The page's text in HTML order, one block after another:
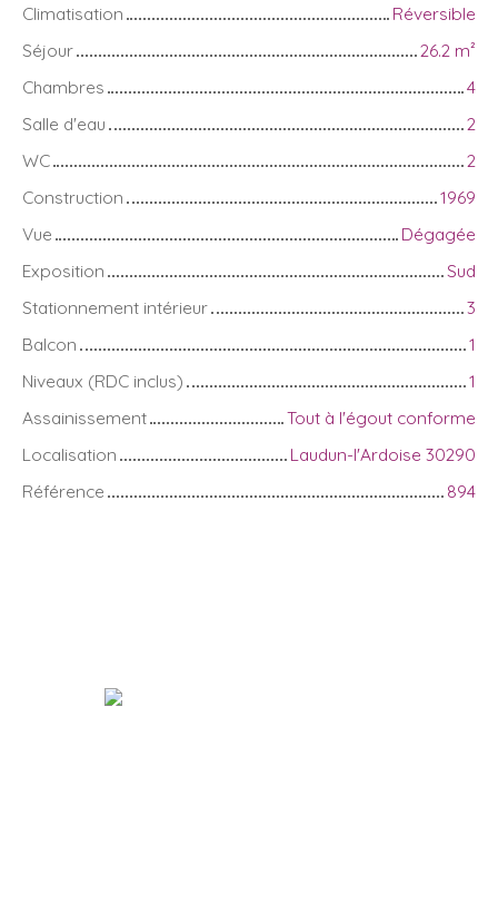
Climatisation
Réversible
Séjour
26.2 m²
Chambres
4
Salle d'eau
2
WC
2
Construction
1969
Vue
Dégagée
Exposition
Sud
Stationnement intérieur
3
Balcon
1
Niveaux (RDC inclus)
1
Assainissement
Tout à l'égout conforme
Localisation
Laudun-l'Ardoise 30290
Référence
894